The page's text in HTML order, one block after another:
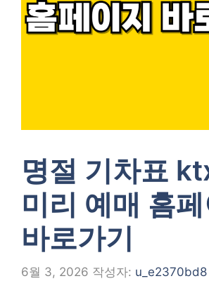
명절 기차표
미리 예매 홈
바로가기
6월 3, 2026 작성자: u_e2370bd8